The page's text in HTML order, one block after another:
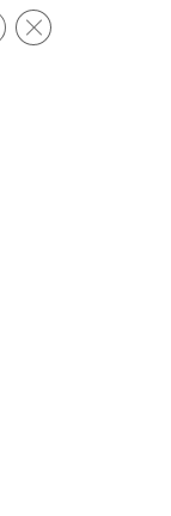
Tanca el bàner de